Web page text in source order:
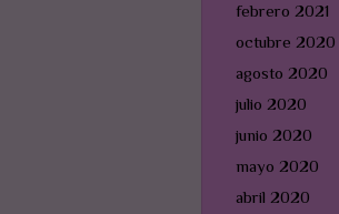
febrero 2021
octubre 2020
agosto 2020
julio 2020
junio 2020
mayo 2020
abril 2020